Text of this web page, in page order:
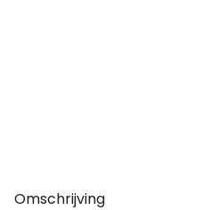
Omschrijving